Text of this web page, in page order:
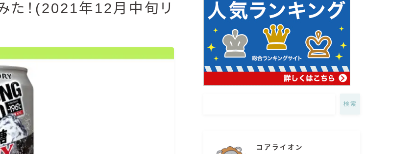
おすすめランキング！
商品レビュー
キリン
た！(2021年12月中旬リ
検索
コアライオン